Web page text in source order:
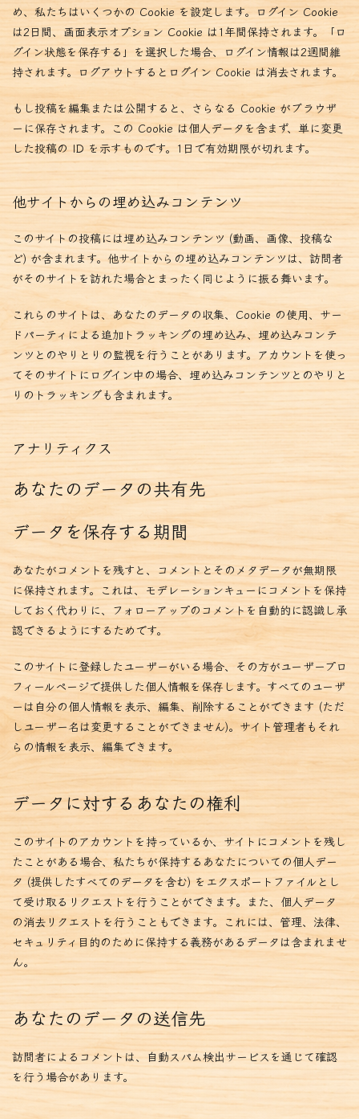
め、私たちはいくつかの Cookie を設定します。ログイン Cookie
は2日間、画面表示オプション Cookie は1年間保持されます。「ロ
グイン状態を保存する」を選択した場合、ログイン情報は2週間維
持されます。ログアウトするとログイン Cookie は消去されます。
もし投稿を編集または公開すると、さらなる Cookie がブラウザ
ーに保存されます。この Cookie は個人データを含まず、単に変更
した投稿の ID を示すものです。1日で有効期限が切れます。
他サイトからの埋め込みコンテンツ
このサイトの投稿には埋め込みコンテンツ (動画、画像、投稿な
ど) が含まれます。他サイトからの埋め込みコンテンツは、訪問者
がそのサイトを訪れた場合とまったく同じように振る舞います。
これらのサイトは、あなたのデータの収集、Cookie の使用、サー
ドパーティによる追加トラッキングの埋め込み、埋め込みコンテ
ンツとのやりとりの監視を行うことがあります。アカウントを使っ
てそのサイトにログイン中の場合、埋め込みコンテンツとのやりと
りのトラッキングも含まれます。
アナリティクス
あなたのデータの共有先
データを保存する期間
あなたがコメントを残すと、コメントとそのメタデータが無期限
に保持されます。これは、モデレーションキューにコメントを保持
しておく代わりに、フォローアップのコメントを自動的に認識し承
認できるようにするためです。
このサイトに登録したユーザーがいる場合、その方がユーザープロ
フィールページで提供した個人情報を保存します。すべてのユーザ
ーは自分の個人情報を表示、編集、削除することができます (ただ
しユーザー名は変更することができません)。サイト管理者もそれ
らの情報を表示、編集できます。
データに対するあなたの権利
このサイトのアカウントを持っているか、サイトにコメントを残し
たことがある場合、私たちが保持するあなたについての個人デー
タ (提供したすべてのデータを含む) をエクスポートファイルとし
て受け取るリクエストを行うことができます。また、個人データ
の消去リクエストを行うこともできます。これには、管理、法律、
セキュリティ目的のために保持する義務があるデータは含まれませ
ん。
あなたのデータの送信先
訪問者によるコメントは、自動スパム検出サービスを通じて確認
を行う場合があります。